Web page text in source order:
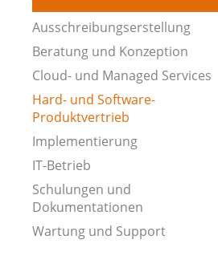
Ausschreibungserstellung
Beratung und Konzeption
Cloud- und Managed Services
Hard- und Software-
Produktvertrieb
Implementierung
IT-Betrieb
Schulungen und
Dokumentationen
Wartung und Support